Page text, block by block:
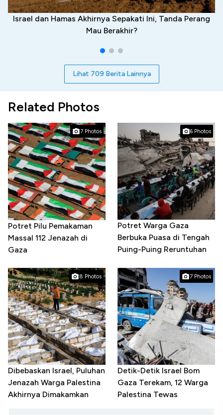
Israel dan Hamas Akhirnya Sepakati Ini, Tanda Perang
Mau Berakhir?
Lihat 709 Berita Lainnya
Related Photos
7 Photos
Potret Pilu Pemakaman
Massal 112 Jenazah di
Gaza
6 Photos
Potret Warga Gaza
Berbuka Puasa di Tengah
Puing-Puing Reruntuhan
8 Photos
Dibebaskan Israel, Puluhan
Jenazah Warga Palestina
Akhirnya Dimakamkan
7 Photos
Detik-Detik Israel Bom
Gaza Terekam, 12 Warga
Palestina Tewas